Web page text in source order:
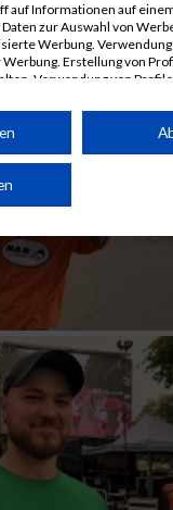
auf Informationen auf
zur Auswahl von
Werbung.
Erstellung von
Verwendung von
Analyse von Zielgruppen
aus verschiedenen Quellen.
Europäischen Union
(1 IAB-Anbieter)
Zugriff auf
Daten zur